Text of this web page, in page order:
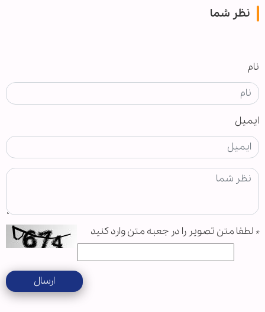
نظر شما
نام
ایمیل
* لطفا متن تصویر را در جعبه متن وارد کنید
ارسال